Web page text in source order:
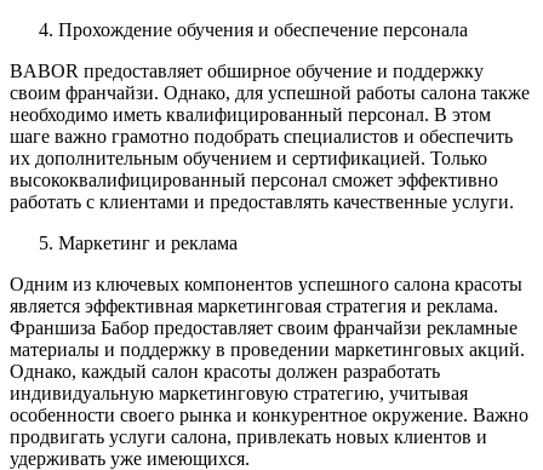
Прохождение обучения и обеспечение персонала
BABOR предоставляет обширное обучение и поддержку
своим франчайзи. Однако, для успешной работы салона также
необходимо иметь квалифицированный персонал. В этом
шаге важно грамотно подобрать специалистов и обеспечить
их дополнительным обучением и сертификацией. Только
высококвалифицированный персонал сможет эффективно
работать с клиентами и предоставлять качественные услуги.
Маркетинг и реклама
Одним из ключевых компонентов успешного салона красоты
является эффективная маркетинговая стратегия и реклама.
Франшиза Бабор предоставляет своим франчайзи рекламные
материалы и поддержку в проведении маркетинговых акций.
Однако, каждый салон красоты должен разработать
индивидуальную маркетинговую стратегию, учитывая
особенности своего рынка и конкурентное окружение. Важно
продвигать услуги салона, привлекать новых клиентов и
удерживать уже имеющихся.